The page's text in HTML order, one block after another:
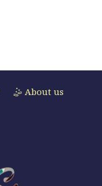
🤹 About us